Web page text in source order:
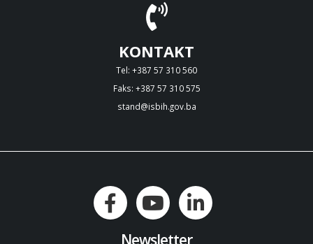
KONTAKT
Tel: +387 57 310 560
Faks: +387 57 310 575
stand@isbih.gov.ba
Newsletter